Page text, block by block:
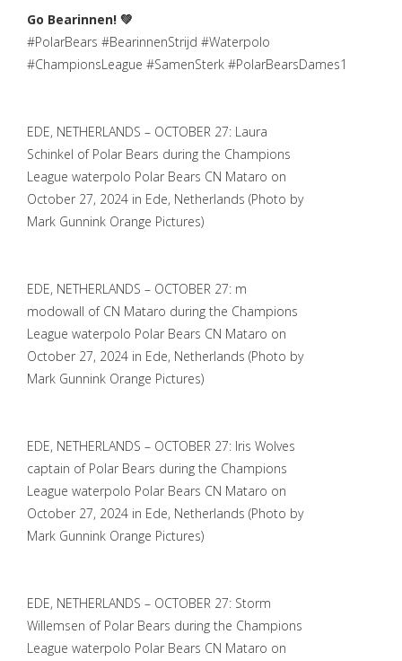
Go Bearinnen! 💚
#PolarBears #BearinnenStrijd #Waterpolo
#ChampionsLeague #SamenSterk #PolarBearsDames1
EDE, NETHERLANDS – OCTOBER 27: Laura
Schinkel of Polar Bears during the Champions
League waterpolo Polar Bears CN Mataro on
October 27, 2024 in Ede, Netherlands (Photo by
Mark Gunnink Orange Pictures)
EDE, NETHERLANDS – OCTOBER 27: m
modowall of CN Mataro during the Champions
League waterpolo Polar Bears CN Mataro on
October 27, 2024 in Ede, Netherlands (Photo by
Mark Gunnink Orange Pictures)
EDE, NETHERLANDS – OCTOBER 27: Iris Wolves
captain of Polar Bears during the Champions
League waterpolo Polar Bears CN Mataro on
October 27, 2024 in Ede, Netherlands (Photo by
Mark Gunnink Orange Pictures)
EDE, NETHERLANDS – OCTOBER 27: Storm
Willemsen of Polar Bears during the Champions
League waterpolo Polar Bears CN Mataro on